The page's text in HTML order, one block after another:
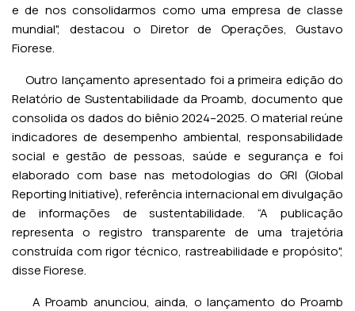
e de nos consolidarmos como uma empresa de classe
mundial", destacou o Diretor de Operações, Gustavo
Fiorese.
Outro lançamento apresentado foi a primeira edição do
Relatório de Sustentabilidade da Proamb, documento que
consolida os dados do biênio 2024–2025. O material reúne
indicadores de desempenho ambiental, responsabilidade
social e gestão de pessoas, saúde e segurança e foi
elaborado com base nas metodologias do GRI (Global
Reporting Initiative), referência internacional em divulgação
de informações de sustentabilidade. “A publicação
representa o registro transparente de uma trajetória
construída com rigor técnico, rastreabilidade e propósito",
disse Fiorese.
A Proamb anunciou, ainda, o lançamento do Proamb